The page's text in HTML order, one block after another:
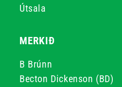
Útsala
MERKIÐ
B Brúnn
Becton Dickenson (BD)